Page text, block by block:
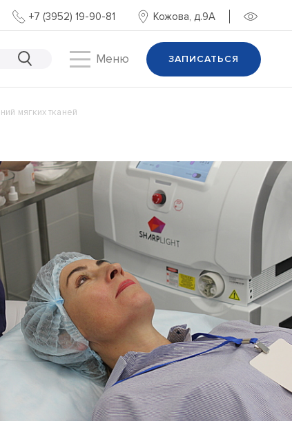
+7 (3952) 19-90-81 Кожова, д.9А
Меню ЗАПИСАТЬСЯ
мягких тканей